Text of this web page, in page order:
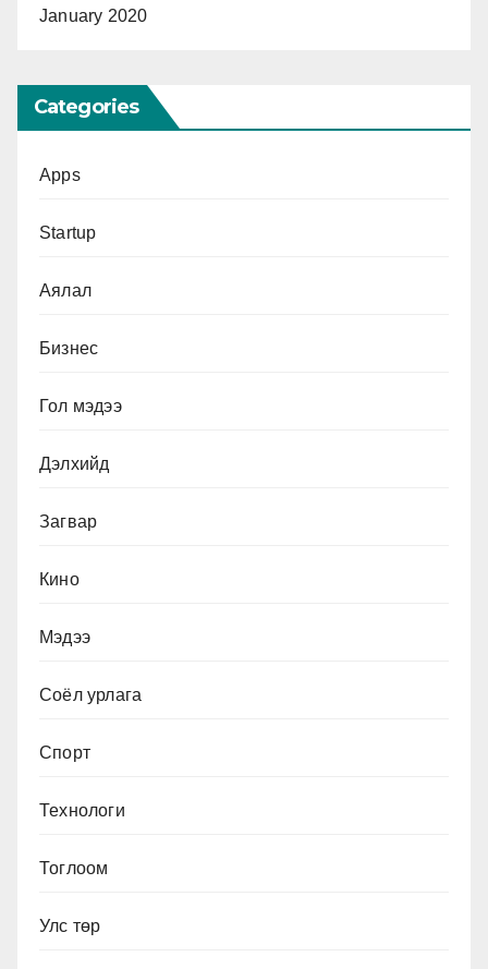
January 2020
Categories
Apps
Startup
Аялал
Бизнес
Гол мэдээ
Дэлхийд
Загвар
Кино
Мэдээ
Соёл урлага
Спорт
Технологи
Тоглоом
Улс төр